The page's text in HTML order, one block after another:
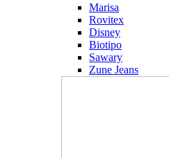
Marisa
Rovitex
Disney
Biotipo
Sawary
Zune Jeans